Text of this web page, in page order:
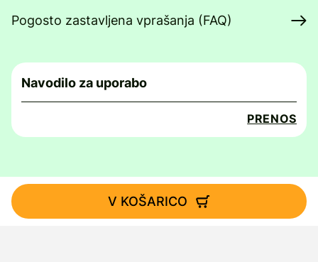
Pogosto zastavljena vprašanja (FAQ)
Navodilo za uporabo
PRENOS
V KOŠARICO